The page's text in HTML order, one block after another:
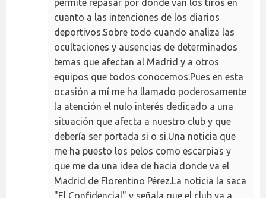
permite repasar por dónde van los tiros en
cuanto a las intenciones de los diarios
deportivos.Sobre todo cuando analiza las
ocultaciones y ausencias de determinados
temas que afectan al Madrid y a otros
equipos que todos conocemos.Pues en esta
ocasión a mí me ha llamado poderosamente
la atención el nulo interés dedicado a una
situación que afecta a nuestro club y que
debería ser portada si o si.Una noticia que
me ha puesto los pelos como escarpias y
que me da una idea de hacia donde va el
Madrid de Florentino Pérez.La noticia la saca
"El Confidencial" y señala que el club va a